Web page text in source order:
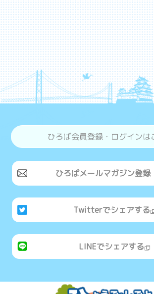
ひろば会員登録・ログインは
ひろばメールマガジン登録
Twitterでシェアする
LINEでシェアする